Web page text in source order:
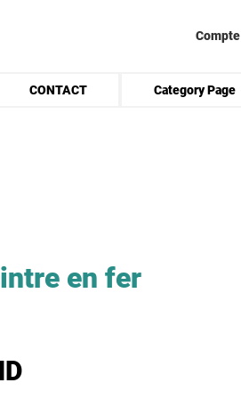
Compte
CONTACT Category Page
en fer
Prix